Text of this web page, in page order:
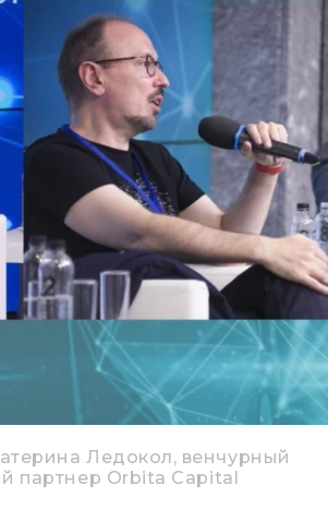
Ледокол, венчурный
партнер Orbita Capital